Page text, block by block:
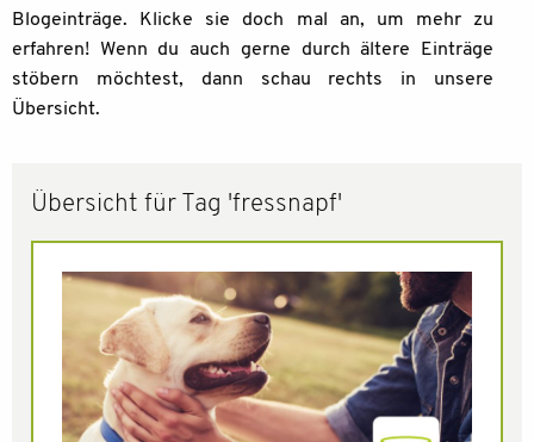
Blogeinträge. Klicke sie doch mal an, um mehr zu
erfahren! Wenn du auch gerne durch ältere Einträge
stöbern möchtest, dann schau rechts in unsere
Übersicht.
Übersicht für Tag 'fressnapf'